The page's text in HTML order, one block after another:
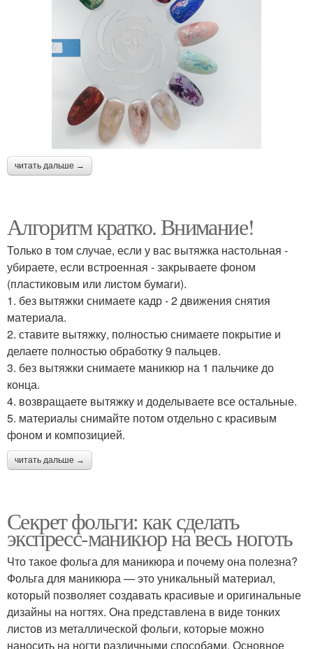
читать дальше →
Алгоритм кратко. Внимание!
Только в том случае, если у вас вытяжка настольная -
убираете, если встроенная - закрываете фоном
(пластиковым или листом бумаги).
1. без вытяжки снимаете кадр - 2 движения снятия
материала.
2. ставите вытяжку, полностью снимаете покрытие и
делаете полностью обработку 9 пальцев.
3. без вытяжки снимаете маникюр на 1 пальчике до
конца.
4. возвращаете вытяжку и доделываете все остальные.
5. материалы снимайте потом отдельно с красивым
фоном и композицией.
читать дальше →
Секрет фольги: как сделать
экспресс-маникюр на весь ноготь
Что такое фольга для маникюра и почему она полезна?
Фольга для маникюра — это уникальный материал,
который позволяет создавать красивые и оригинальные
дизайны на ногтях. Она представлена в виде тонких
листов из металлической фольги, которые можно
наносить на ногти различными способами. Основное